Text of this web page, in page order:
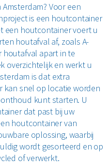
Voor een
is een houtcontainer
een houtcontainer voert u
houtafval af, zoals A-
houtafval apart in te
overzichtelijk en werkt u
is dat extra
kan snel op locatie worden
kunt starten. U
dat past bij uw
houtcontainer van
oplossing, waarbij
wordt gesorteerd en op
of verwerkt.